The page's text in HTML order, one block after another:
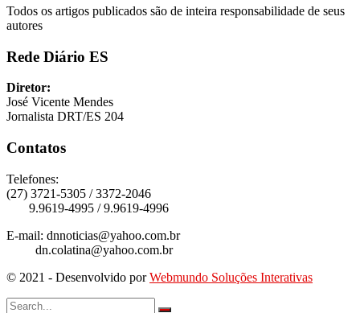
Todos os artigos publicados são de inteira responsabilidade de seus
autores
Rede Diário ES
Diretor:
José Vicente Mendes
Jornalista DRT/ES 204
Contatos
Telefones:
(27) 3721-5305 / 3372-2046
9.9619-4995 / 9.9619-4996
E-mail: dnnoticias@yahoo.com.br
dn.colatina@yahoo.com.br
© 2021 - Desenvolvido porWebmundo Soluções Interativas